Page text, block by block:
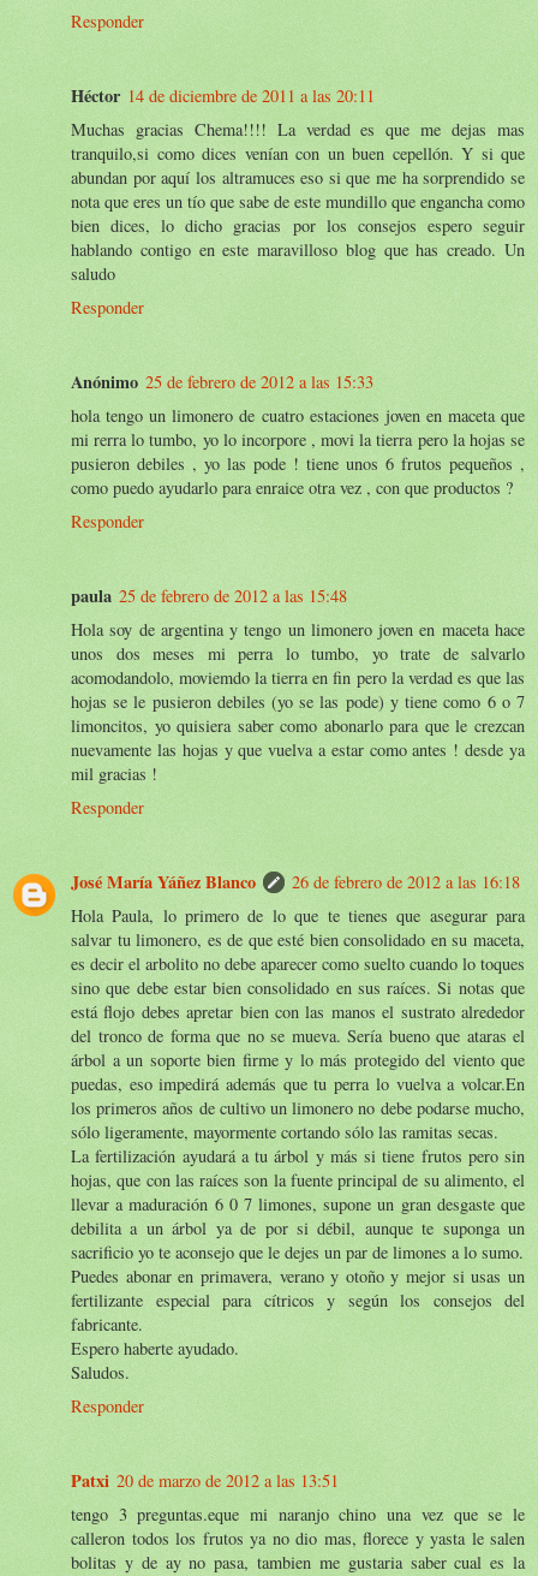
Responder
Héctor 14 de diciembre de 2011 a las 20:11
Muchas gracias Chema!!!! La verdad es que me dejas mas
tranquilo,si como dices venían con un buen cepellón. Y si que
abundan por aquí los altramuces eso si que me ha sorprendido se
nota que eres un tío que sabe de este mundillo que engancha como
bien dices, lo dicho gracias por los consejos espero seguir
hablando contigo en este maravilloso blog que has creado. Un
saludo
Responder
Anónimo 25 de febrero de 2012 a las 15:33
hola tengo un limonero de cuatro estaciones joven en maceta que
mi rerra lo tumbo, yo lo incorpore , movi la tierra pero la hojas se
pusieron debiles , yo las pode ! tiene unos 6 frutos pequeños ,
como puedo ayudarlo para enraice otra vez , con que productos ?
Responder
paula 25 de febrero de 2012 a las 15:48
Hola soy de argentina y tengo un limonero joven en maceta hace
unos dos meses mi perra lo tumbo, yo trate de salvarlo
acomodandolo, moviemdo la tierra en fin pero la verdad es que las
hojas se le pusieron debiles (yo se las pode) y tiene como 6 o 7
limoncitos, yo quisiera saber como abonarlo para que le crezcan
nuevamente las hojas y que vuelva a estar como antes ! desde ya
mil gracias !
Responder
José María Yáñez Blanco
26 de febrero de 2012 a las 16:18
Hola Paula, lo primero de lo que te tienes que asegurar para
salvar tu limonero, es de que esté bien consolidado en su maceta,
es decir el arbolito no debe aparecer como suelto cuando lo toques
sino que debe estar bien consolidado en sus raíces. Si notas que
está flojo debes apretar bien con las manos el sustrato alrededor
del tronco de forma que no se mueva. Sería bueno que ataras el
árbol a un soporte bien firme y lo más protegido del viento que
puedas, eso impedirá además que tu perra lo vuelva a volcar.En
los primeros años de cultivo un limonero no debe podarse mucho,
sólo ligeramente, mayormente cortando sólo las ramitas secas.
La fertilización ayudará a tu árbol y más si tiene frutos pero sin
hojas, que con las raíces son la fuente principal de su alimento, el
llevar a maduración 6 0 7 limones, supone un gran desgaste que
debilita a un árbol ya de por si débil, aunque te suponga un
sacrificio yo te aconsejo que le dejes un par de limones a lo sumo.
Puedes abonar en primavera, verano y otoño y mejor si usas un
fertilizante especial para cítricos y según los consejos del
fabricante.
Espero haberte ayudado.
Saludos.
Responder
Patxi 20 de marzo de 2012 a las 13:51
tengo 3 preguntas.eque mi naranjo chino una vez que se le
calleron todos los frutos ya no dio mas, florece y yasta le salen
bolitas y de ay no pasa, tambien me gustaria saber cual es la